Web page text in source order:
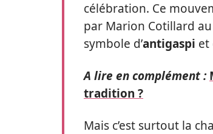
célébration. Ce
par Marion Cotillard
symbole d’antigaspi et
A lire en complément :
tradition ?
Mais c’est surtout la